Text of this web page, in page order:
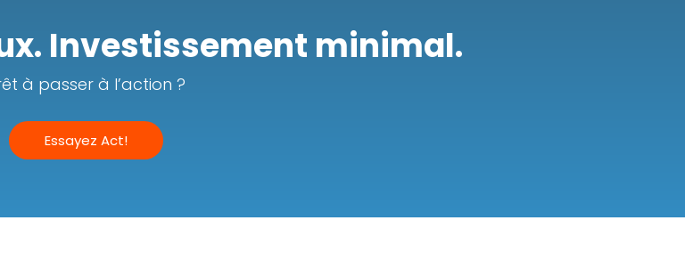
Investissement minimal.
à passer à l’action ?
Essayez Act!